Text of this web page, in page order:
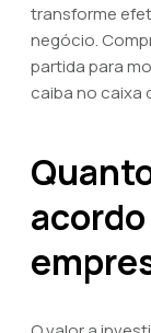
transforme
negócio.
partida para
caiba no caixa